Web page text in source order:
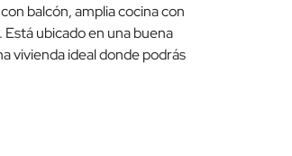
balcón, amplia cocina con
ubicado en una buena
vivienda ideal donde podrás